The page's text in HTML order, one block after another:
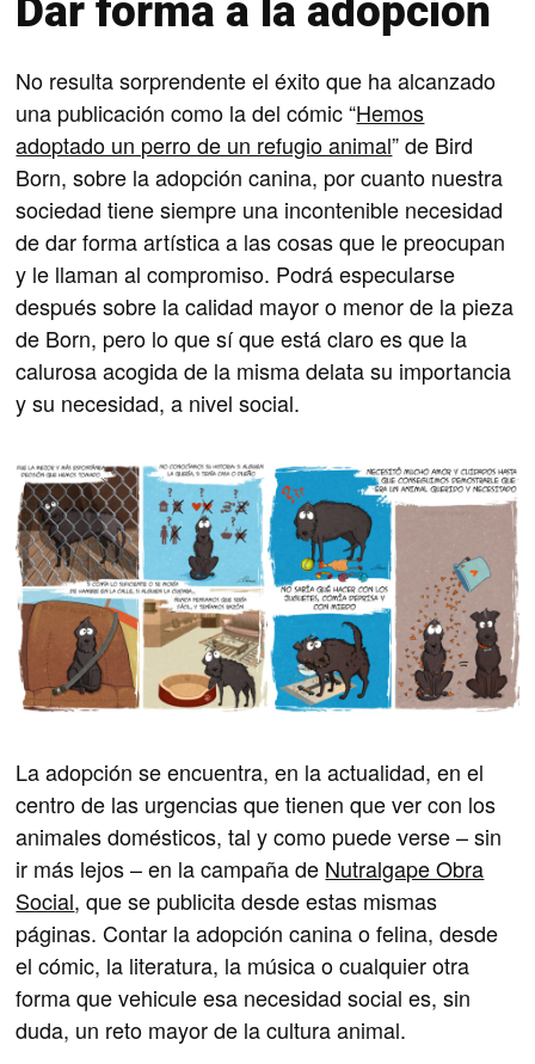
Dar forma a la adopción
No resulta sorprendente el éxito que ha alcanzado
una publicación como la del cómic “Hemos
adoptado un perro de un refugio animal” de Bird
Born, sobre la adopción canina, por cuanto nuestra
sociedad tiene siempre una incontenible necesidad
de dar forma artística a las cosas que le preocupan
y le llaman al compromiso. Podrá especularse
después sobre la calidad mayor o menor de la pieza
de Born, pero lo que sí que está claro es que la
calurosa acogida de la misma delata su importancia
y su necesidad, a nivel social.
La adopción se encuentra, en la actualidad, en el
centro de las urgencias que tienen que ver con los
animales domésticos, tal y como puede verse – sin
ir más lejos – en la campaña de Nutralgape Obra
Social, que se publicita desde estas mismas
páginas. Contar la adopción canina o felina, desde
el cómic, la literatura, la música o cualquier otra
forma que vehicule esa necesidad social es, sin
duda, un reto mayor de la cultura animal.